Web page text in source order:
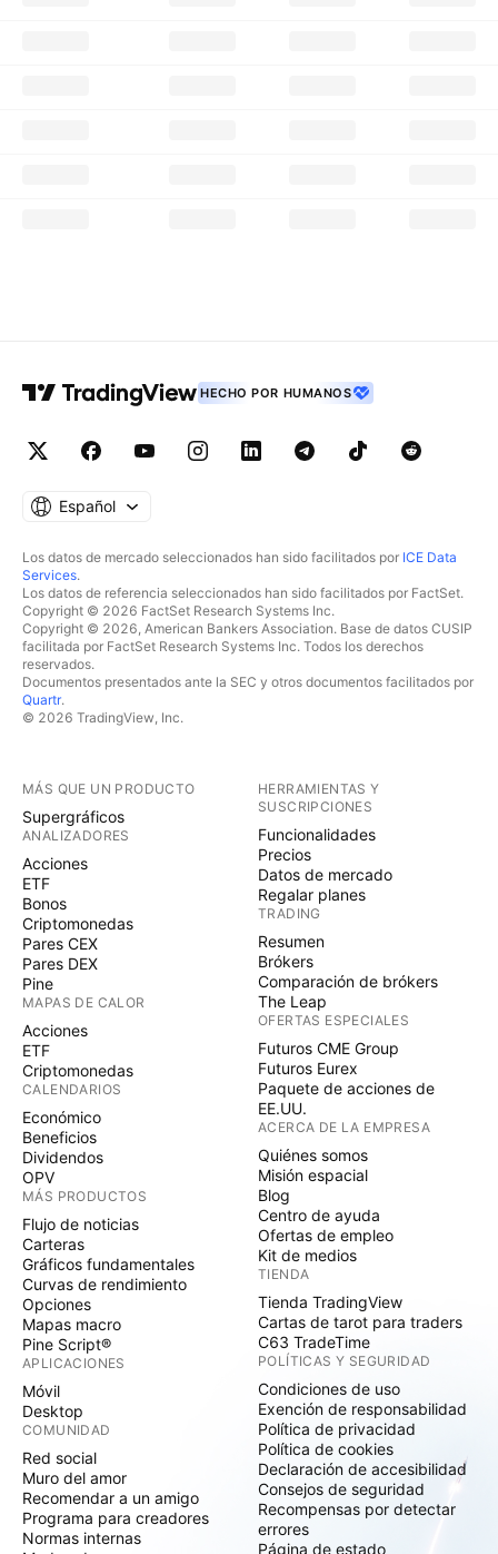
HECHO POR HUMANOS
Español
Los datos de mercado seleccionados han sido facilitados por ICE Data
Services.
Los datos de referencia seleccionados han sido facilitados por FactSet.
Copyright © 2026 FactSet Research Systems Inc.
Copyright © 2026, American Bankers Association. Base de datos CUSIP
facilitada por FactSet Research Systems Inc. Todos los derechos
reservados.
Documentos presentados ante la SEC y otros documentos facilitados por
Quartr.
© 2026 TradingView, Inc.
MÁS QUE UN PRODUCTO
Supergráficos
ANALIZADORES
Acciones
ETF
Bonos
Criptomonedas
Pares CEX
Pares DEX
Pine
MAPAS DE CALOR
Acciones
ETF
Criptomonedas
CALENDARIOS
Económico
Beneficios
Dividendos
OPV
MÁS PRODUCTOS
Flujo de noticias
Carteras
Gráficos fundamentales
Curvas de rendimiento
Opciones
Mapas macro
Pine Script®
APLICACIONES
Móvil
Desktop
COMUNIDAD
Red social
Muro del amor
Recomendar a un amigo
Programa para creadores
Normas internas
HERRAMIENTAS Y
SUSCRIPCIONES
Funcionalidades
Precios
Datos de mercado
Regalar planes
TRADING
Resumen
Brókers
Comparación de brókers
The Leap
OFERTAS ESPECIALES
Futuros CME Group
Futuros Eurex
Paquete de acciones de
EE.UU.
ACERCA DE LA EMPRESA
Quiénes somos
Misión espacial
Blog
Centro de ayuda
Ofertas de empleo
Kit de medios
TIENDA
Tienda TradingView
Cartas de tarot para traders
C63 TradeTime
POLÍTICAS Y SEGURIDAD
Condiciones de uso
Exención de responsabilidad
Política de privacidad
Política de cookies
Declaración de accesibilidad
Consejos de seguridad
Recompensas por detectar
errores
Página de estado